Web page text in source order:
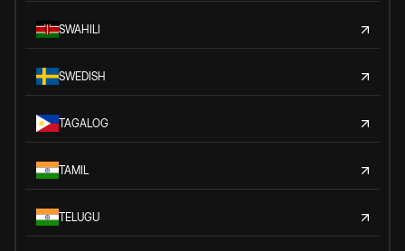
SWAHILI
SWEDISH
TAGALOG
TAMIL
TELUGU